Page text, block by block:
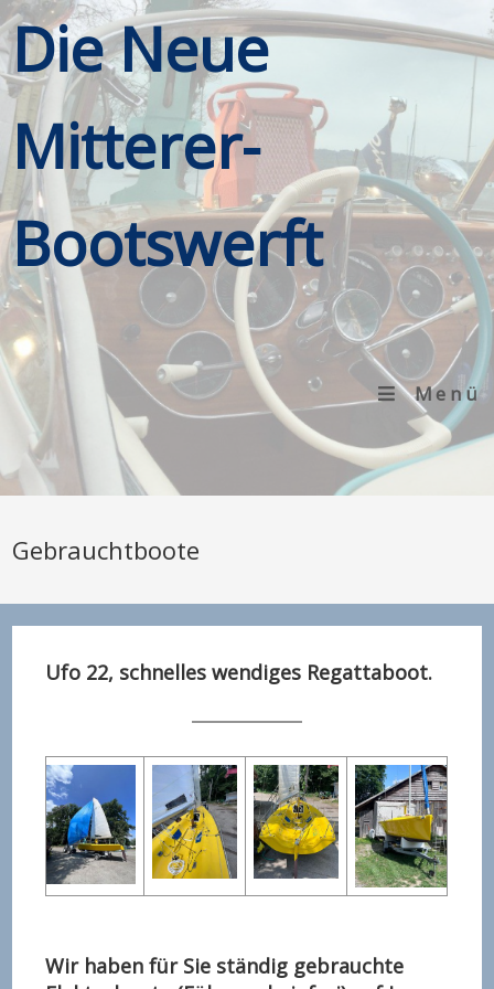
Die Neue
Mitterer-
Bootswerft
Menü
Gebrauchtboote
Ufo 22, schnelles wendiges Regattaboot.
Wir haben für Sie ständig gebrauchte